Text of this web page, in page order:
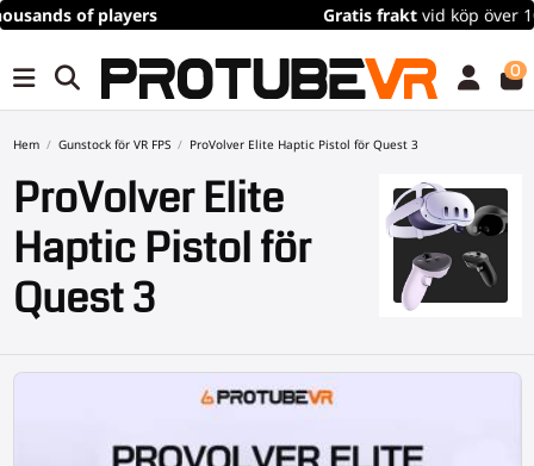
Gratis frakt vid köp över 100€/115$ (tidsbegränsat)
0
Hem Gunstock för VR FPS ProVolver Elite Haptic Pistol för Quest 3
ProVolver Elite
Haptic Pistol för
Quest 3